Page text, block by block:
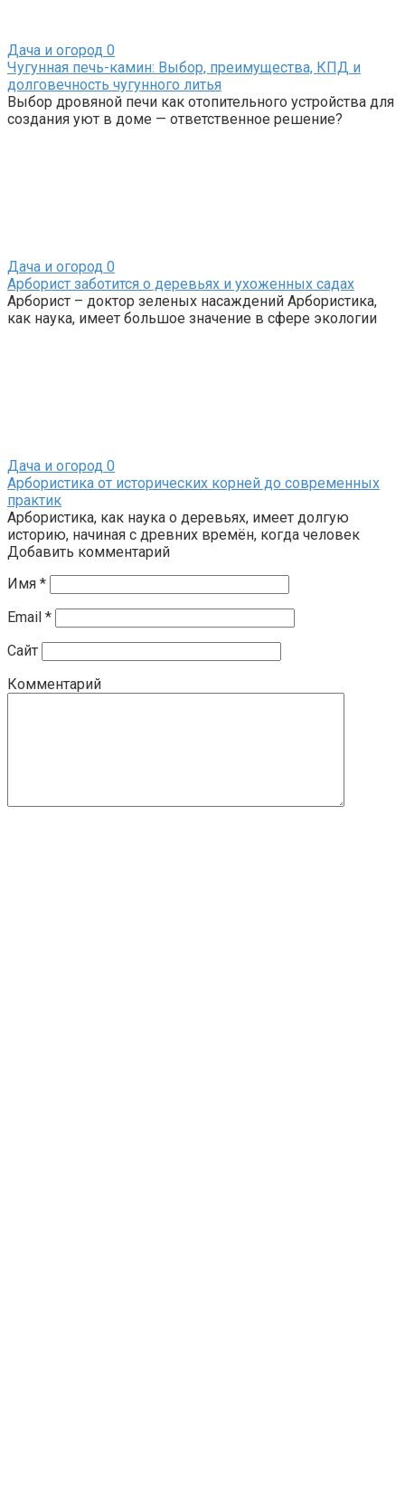
Дача и огород 0
Чугунная печь-камин: Выбор, преимущества, КПД и
долговечность чугунного литья
Выбор дровяной печи как отопительного устройства для
создания уют в доме — ответственное решение?
Дача и огород 0
Арборист заботится о деревьях и ухоженных садах
Арборист – доктор зеленых насаждений Арбористика,
как наука, имеет большое значение в сфере экологии
Дача и огород 0
Арбористика от исторических корней до современных
практик
Арбористика, как наука о деревьях, имеет долгую
историю, начиная с древних времён, когда человек
Добавить комментарий
Имя *
Email *
Сайт
Комментарий